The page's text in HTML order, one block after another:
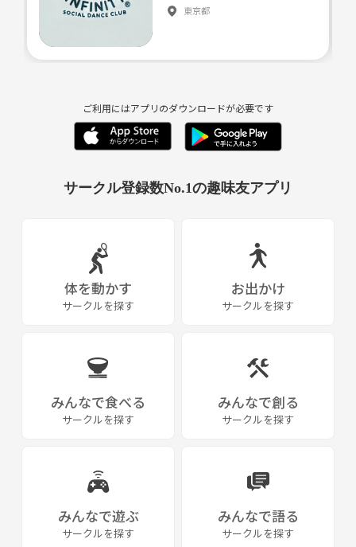
東京都
ご利用にはアプリのダウンロードが必要です
サークル登録数No.1の趣味友アプリ
体を動かす
サークルを探す
お出かけ
サークルを探す
みんなで食べる
サークルを探す
みんなで創る
サークルを探す
みんなで遊ぶ
サークルを探す
みんなで語る
サークルを探す